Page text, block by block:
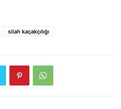
silah kaçakçılığı